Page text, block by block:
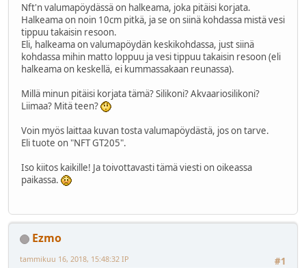
Nft'n valumapöydässä on halkeama, joka pitäisi korjata.
Halkeama on noin 10cm pitkä, ja se on siinä kohdassa mistä vesi
tippuu takaisin resoon.
Eli, halkeama on valumapöydän keskikohdassa, just siinä
kohdassa mihin matto loppuu ja vesi tippuu takaisin resoon (eli
halkeama on keskellä, ei kummassakaan reunassa).
Millä minun pitäisi korjata tämä? Silikoni? Akvaariosilikoni?
Liimaa? Mitä teen?
Voin myös laittaa kuvan tosta valumapöydästä, jos on tarve.
Eli tuote on "NFT GT205".
Iso kiitos kaikille! Ja toivottavasti tämä viesti on oikeassa
paikassa.
Ezmo
#1
tammikuu 16, 2018, 15:48:32 IP